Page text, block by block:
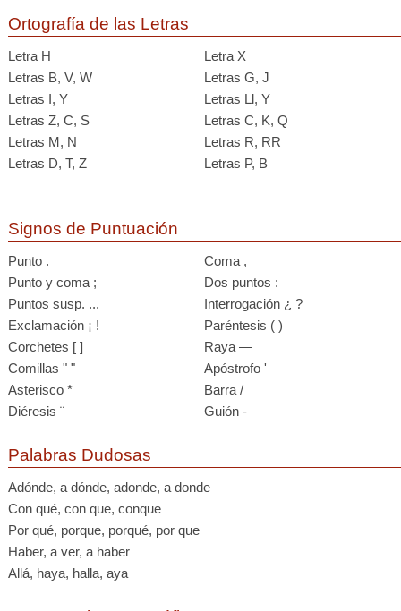
Ortografía de las Letras
Letra H
Letra X
Letras B, V, W
Letras G, J
Letras I, Y
Letras Ll, Y
Letras Z, C, S
Letras C, K, Q
Letras M, N
Letras R, RR
Letras D, T, Z
Letras P, B
Signos de Puntuación
Punto .
Coma ,
Punto y coma ;
Dos puntos :
Puntos susp. ...
Interrogación ¿ ?
Exclamación ¡ !
Paréntesis ( )
Corchetes [ ]
Raya —
Comillas " "
Apóstrofo '
Asterisco *
Barra /
Diéresis ¨
Guión -
Palabras Dudosas
Adónde, a dónde, adonde, a donde
Con qué, con que, conque
Por qué, porque, porqué, por que
Haber, a ver, a haber
Allá, haya, halla, aya